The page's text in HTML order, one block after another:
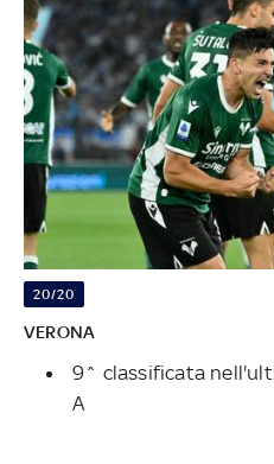
20/20
VERONA
9^ classificata
A